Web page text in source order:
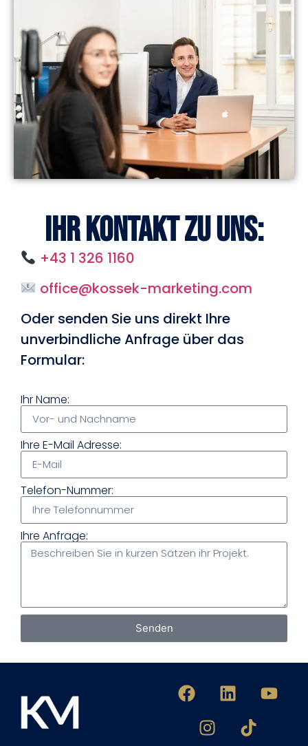
Ihr Kontakt zu uns:
+43 1 326 1160
office@kossek-marketing.com
Oder senden Sie uns direkt Ihre
unverbindliche Anfrage über das
Formular:
Ihr Name:
Ihre E-Mail Adresse:
Telefon-Nummer:
Ihre Anfrage:
Senden